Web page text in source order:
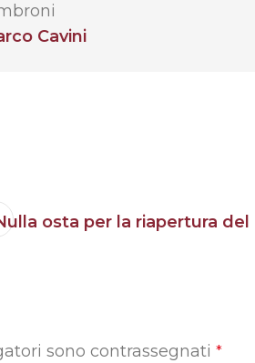
Cavini
osta per la riapertura
sono contrassegnati *